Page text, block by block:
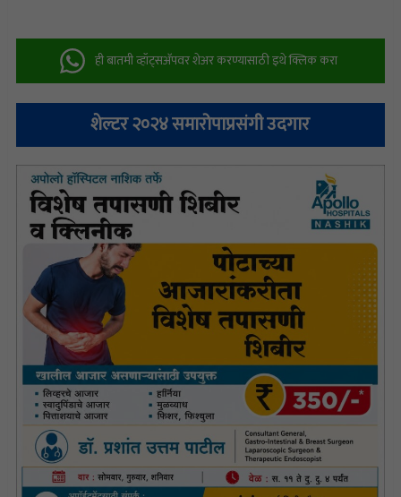
ही बातमी व्हॉट्सअ‍ॅपवर शेअर करण्यासाठी इथे क्लिक करा
शेल्टर २०२४ समारोपाप्रसंगी उदगार